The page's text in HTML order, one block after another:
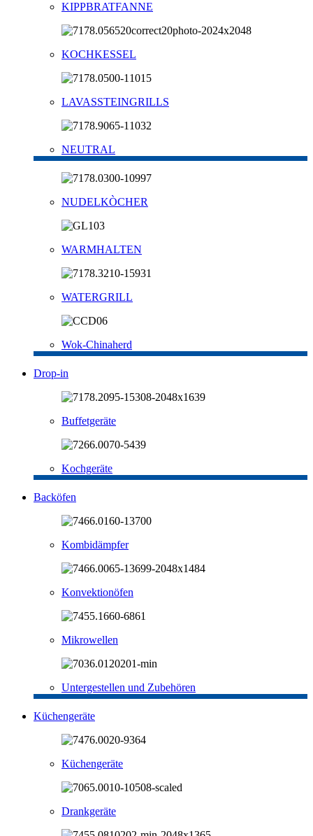
KIPPBRATFANNE
KOCHKESSEL
LAVASSTEINGRILLS
NEUTRAL
NUDELKÒCHER
WARMHALTEN
WATERGRILL
Wok-Chinaherd
Drop-in
Buffetgeräte
Kochgeräte
Backöfen
Kombidämpfer
Konvektionöfen
Mikrowellen
Untergestellen und Zubehören
Küchengeräte
Küchengeräte
Drankgeräte